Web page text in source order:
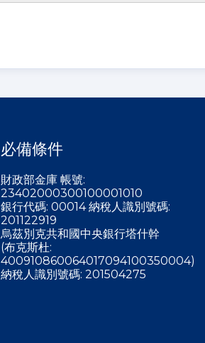
必備條件
財政部金庫 帳號:
23402000300100001010
銀行代碼: 00014 納稅人識別號碼:
201122919
烏茲別克共和國中央銀行塔什幹
(布克斯杜:
400910860064017094100350004)
納稅人識別號碼: 201504275